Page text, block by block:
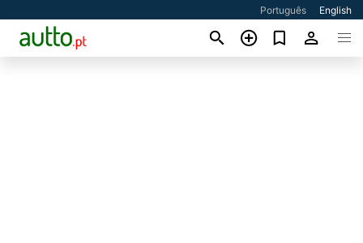
Português English